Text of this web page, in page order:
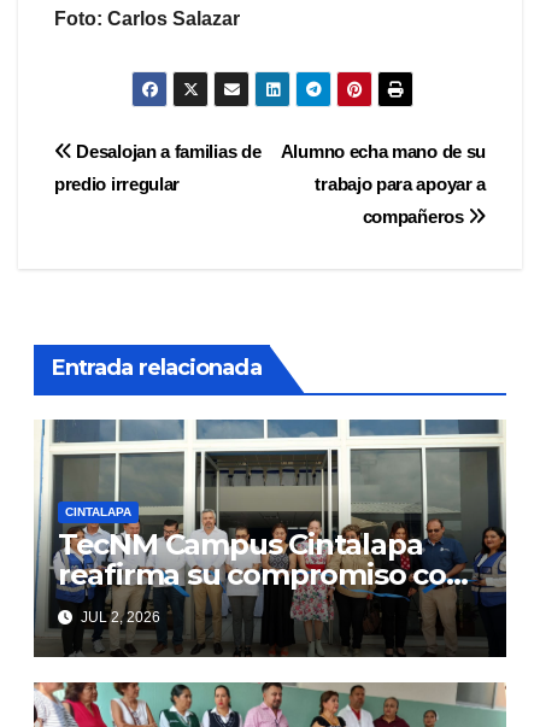
Foto: Carlos Salazar
Navegación
de
Alumno echa mano de su
trabajo para apoyar a
compañeros
Desalojan a familias de
predio irregular
Entrada relacionada
CINTALAPA
TecNM Campus Cintalapa
reafirma su compromiso con
la Excelencia Educativa al
inaugurar el edificio “Juan
Pablo Montes de Oca
Avendaño”
JUL 2, 2026